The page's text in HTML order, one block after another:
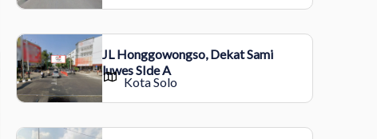
JL Honggowongso, Dekat Sami
luwes SIde A
Kota Solo